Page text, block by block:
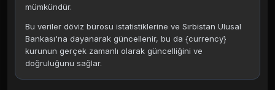
mümkündür.
Bu veriler döviz bürosu istatistiklerine ve Sırbistan Ulusal
Bankası'na dayanarak güncellenir, bu da {currency}
kurunun gerçek zamanlı olarak güncelliğini ve
doğruluğunu sağlar.